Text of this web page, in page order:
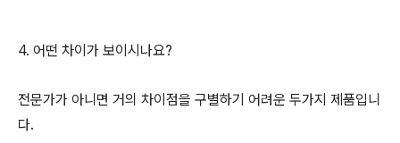
4. 어떤 차이가 보이시나요?
전문가가 아니면 거의 차이점을 구별하기 어려운 두가지 제품입니
다.